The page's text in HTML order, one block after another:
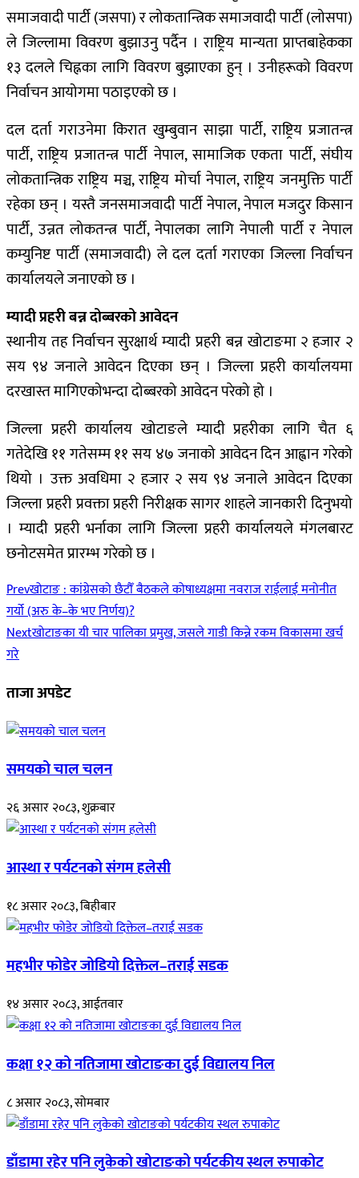
समाजवादी पार्टी (जसपा) र लोकतान्त्रिक समाजवादी पार्टी (लोसपा)
ले जिल्लामा विवरण बुझाउनु पर्दैन ।राष्ट्रिय मान्यता प्राप्तबाहेकका
१३ दलले चिह्नका लागि विवरण बुझाएका हुन् । उनीहरूको विवरण
निर्वाचन आयोगमा पठाइएको छ ।
दल दर्ता गराउनेमा किरात खुम्बुवान साझा पार्टी, राष्ट्रिय प्रजातन्त्र
पार्टी, राष्ट्रिय प्रजातन्त्र पार्टी नेपाल, सामाजिक एकता पार्टी, संघीय
लोकतान्त्रिक राष्ट्रिय मञ्च, राष्ट्रिय मोर्चा नेपाल, राष्ट्रिय जनमुक्ति पार्टी
रहेका छन् ।यस्तै जनसमाजवादी पार्टी नेपाल, नेपाल मजदुर किसान
पार्टी, उन्नत लोकतन्त्र पार्टी, नेपालका लागि नेपाली पार्टी र नेपाल
कम्युनिष्ट पार्टी (समाजवादी) ले दल दर्ता गराएका जिल्ला निर्वाचन
कार्यालयले जनाएको छ ।
म्यादी प्रहरी बन्न दोब्बरको आवेदन
स्थानीय तह निर्वाचन सुरक्षार्थ म्यादी प्रहरी बन्न खोटाङमा २ हजार २
सय ९४ जनाले आवेदन दिएका छन् । जिल्ला प्रहरी कार्यालयमा
दरखास्त मागिएकोभन्दा दोब्बरको आवेदन परेको हो ।
जिल्ला प्रहरी कार्यालय खोटाङले म्यादी प्रहरीका लागि चैत ६
गतेदेखि ११ गतेसम्म ११ सय ४७ जनाको आवेदन दिन आह्वान गरेको
थियो । उक्त अवधिमा २ हजार २ सय ९४ जनाले आवेदन दिएका
जिल्ला प्रहरी प्रवक्ता प्रहरी निरीक्षक सागर शाहले जानकारी दिनुभयो
। म्यादी प्रहरी भर्नाका लागि जिल्ला प्रहरी कार्यालयले मंगलबारट
छनोटसमेत प्रारम्भ गरेको छ ।
Prevखोटाङ : कांग्रेसको छैटौँ बैठकले कोषाध्यक्षमा नवराज राईलाई मनोनीत
गर्यो (अरु के–के भए निर्णय)?
Nextखोटाङका यी चार पालिका प्रमुख, जसले गाडी किन्ने रकम विकासमा खर्च
गरे
ताजा अपडेट
समयको चाल चलन
२६ असार २०८३, शुक्रबार
आस्था र पर्यटनको संगम हलेसी
१८ असार २०८३, बिहीबार
महभीर फोडेर जोडियो दिक्तेल–तराई सडक
१४ असार २०८३, आईतवार
कक्षा १२ को नतिजामा खोटाङका दुई विद्यालय निल
८ असार २०८३, सोमबार
डाँडामा रहेर पनि लुकेको खोटाङको पर्यटकीय स्थल रुपाकोट